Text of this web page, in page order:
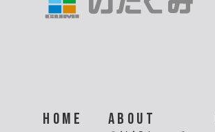
HOME ABOUT